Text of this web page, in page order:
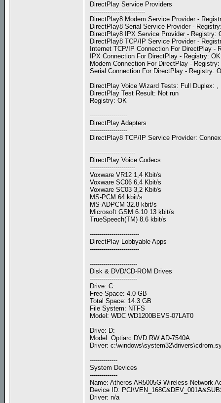
DirectPlay Service Providers
----------------------------
DirectPlay8 Modem Service Provider -
DirectPlay8 Serial Service Provider -
DirectPlay8 IPX Service Provider - Registry:
DirectPlay8 TCP/IP Service Provider -
Internet TCP/IP Connection For DirectPlay -
IPX Connection For DirectPlay - Registry:
Modem Connection For DirectPlay -
Serial Connection For DirectPlay - Registry:
DirectPlay Voice Wizard Tests: Full Duplex:
DirectPlay Test Result: Not run
Registry: OK
-------------------
DirectPlay Adapters
-------------------
DirectPlay8 TCP/IP Service Provider:
-----------------------
DirectPlay Voice Codecs
-----------------------
Voxware VR12 1,4 Kbit/s
Voxware SC06 6,4 Kbit/s
Voxware SC03 3,2 Kbit/s
MS-PCM 64 kbit/s
MS-ADPCM 32.8 kbit/s
Microsoft GSM 6.10 13 kbit/s
TrueSpeech(TM) 8.6 kbit/s
-------------------------
DirectPlay Lobbyable Apps
-------------------------
------------------------
Disk & DVD/CD-ROM Drives
------------------------
Drive: C:
Free Space: 4.0 GB
Total Space: 14.3 GB
File System: NTFS
Model: WDC WD1200BEVS-07LAT0
Drive: D:
Model: Optiarc DVD RW AD-7540A
Driver:
--------------
System Devices
--------------
Name: Atheros AR5005G Wireless Network
Device ID:
Driver: n/a